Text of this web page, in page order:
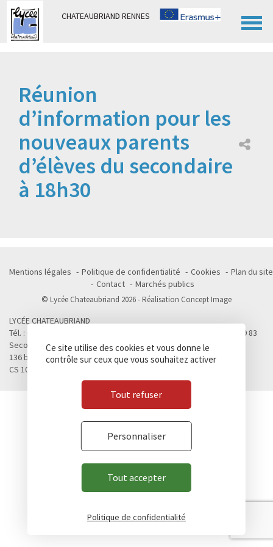
CHATEAUBRIAND RENNES
Réunion
d’information pour les
nouveaux parents
d’élèves du secondaire
à 18h30
Mentions légales Politique de confidentialité Cookies
Plan du site
Contact
Marchés publics
© Lycée Chateaubriand 2026 - Réalisation Concept Image
LYCÉE CHATEAUBRIAND
Tél. : 02 99 28 19 00 / Fax. : 02 99 28 19 05 / Vie scolaire : 02 99 28 19 83
Second cycle, Abibac, Classes préparatoires
136 boulevard de Vitré
CS 10637 - 35706 RENNES Cedex 7
Panneau de gestion des cookies
Ce site utilise des cookies et vous donne le
contrôle sur ceux que vous souhaitez activer
Tout accepter
Tout refuser
Personnaliser
Politique de confidentialité